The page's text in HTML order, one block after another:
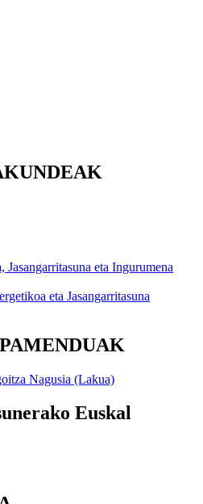
Jasangarritasuna eta Ingurumena
eta Jasangarritasuna
Nagusia (Lakua)
Euskal